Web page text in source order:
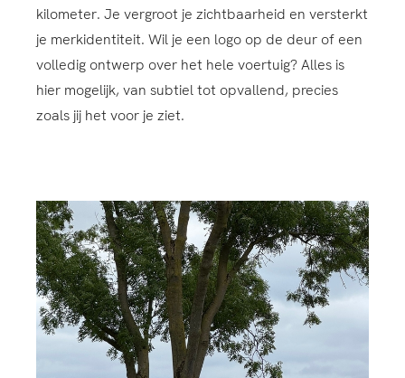
kilometer. Je vergroot je zichtbaarheid en versterkt
je merkidentiteit. Wil je een logo op de deur of een
volledig ontwerp over het hele voertuig? Alles is
hier mogelijk, van subtiel tot opvallend, precies
zoals jij het voor je ziet.